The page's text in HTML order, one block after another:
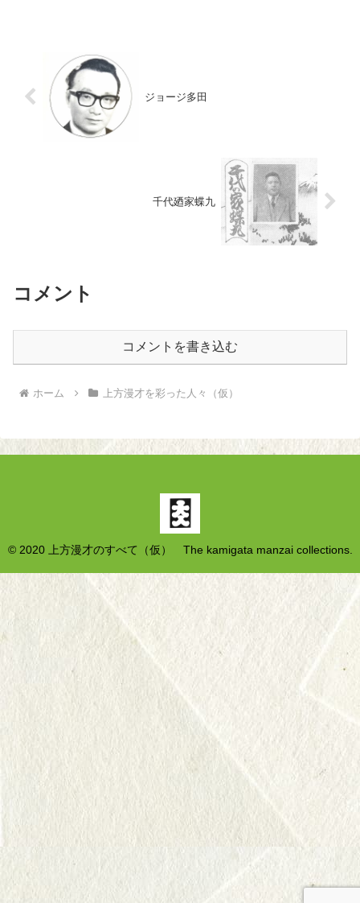
ジョージ多田
千代廼家蝶九
コメント
コメントを書き込む
ホーム 上方漫才を彩った人々（仮）
© 2020 上方漫才のすべて（仮） The kamigata manzai collections.